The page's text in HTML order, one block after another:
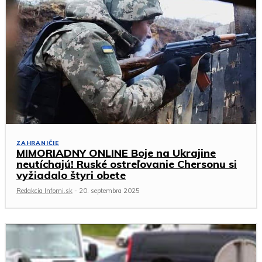
ZAHRANIČIE
MIMORIADNY ONLINE Boje na Ukrajine
neutíchajú! Ruské ostreľovanie Chersonu si
vyžiadalo štyri obete
Redakcia Infomi.sk - 20. septembra 2025